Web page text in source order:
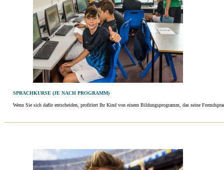
SPRACHKURSE (JE NACH PROGRAMM)
Wenn Sie sich dafür entscheiden, profitiert Ihr Kind von einem Bildungsprogramm, das seine